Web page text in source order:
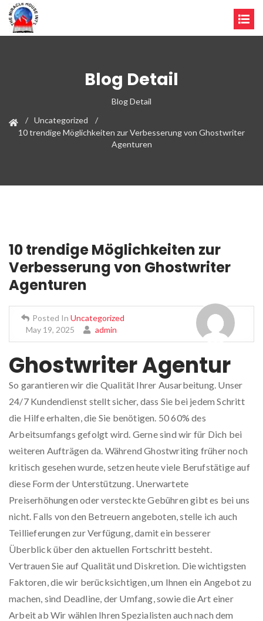
Blog Detail
Blog Detail
Uncategorized
10 trendige Möglichkeiten zur Verbesserung von Ghostwriter
Agenturen
10 trendige Möglichkeiten zur
Verbesserung von Ghostwriter
Agenturen
Posted In Uncategorized
May 19, 2025
admin
Ghostwriter Agentur
So garantieren wir die Qualität Ihrer Ausarbeitung. Unser
24/7 Kundendienst stellt sicher, dass Sie bei jedem Schritt
die Hilfe erhalten, die Sie benötigen. 50 60% des
Arbeitsumfangs gefolgt wird. Gerne sind wir für Dich bei
weiteren Aufträgen da. Während Ghostwriting früher noch
kritisch gesehen wurde, setzen heute viele Berufstätige auf
diese Form der Unterstützung. Unerwartete
Preiserhöhungen oder versteckte Gebühren gibt es bei uns
nicht. Falls von den Betreuern angeboten, stelle ich auch
Teillieferungen zur Verfügung, damit ein besserer
Überblick über den aktuellen Fortschritt besteht.
Vertrauen Sie auf Qualität und Diskretion. Die wichtigsten
Faktoren, die wir berücksichtigen, um Ihnen ein Angebot zu
machen, sind Deadline, der Umfang, sowie die Art einer
Arbeit ab Wir wählen Ihren Spezialisten auch nach dem